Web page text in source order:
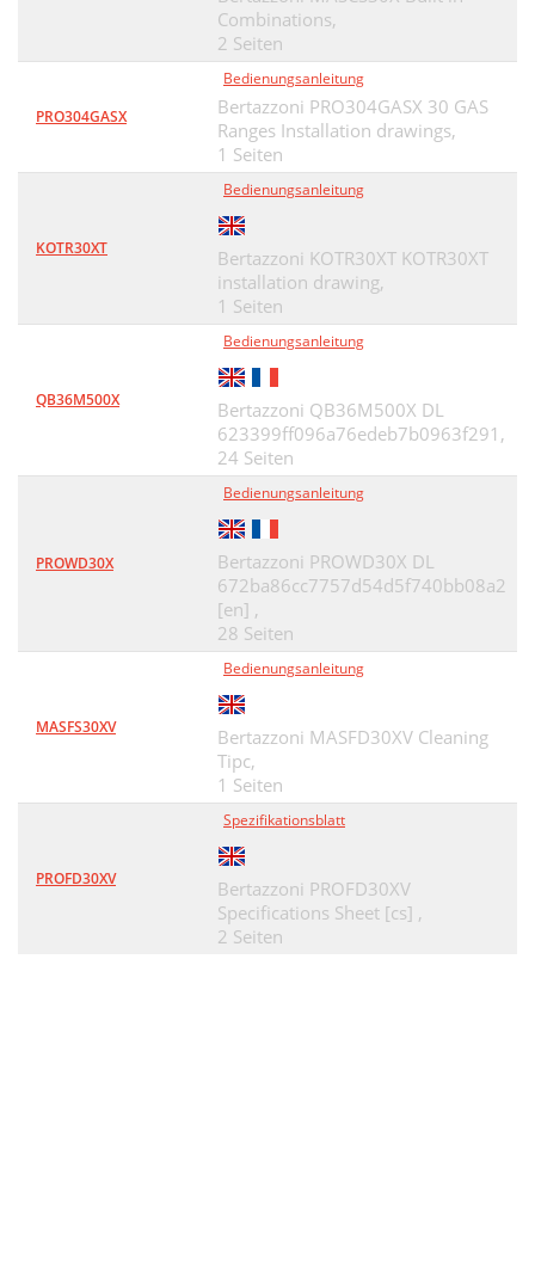
Combinations,
2 Seiten
PRO304GASX
Bedienungsanleitung
Bertazzoni PRO304GASX 30 GAS
Ranges Installation drawings,
1 Seiten
KOTR30XT
Bedienungsanleitung
Bertazzoni KOTR30XT KOTR30XT
installation drawing,
1 Seiten
QB36M500X
Bedienungsanleitung
Bertazzoni QB36M500X DL
623399ff096a76edeb7b0963f291,
24 Seiten
PROWD30X
Bedienungsanleitung
Bertazzoni PROWD30X DL
672ba86cc7757d54d5f740bb08a2
[en] ,
28 Seiten
MASFS30XV
Bedienungsanleitung
Bertazzoni MASFD30XV Cleaning
Tipc,
1 Seiten
PROFD30XV
Spezifikationsblatt
Bertazzoni PROFD30XV
Specifications Sheet [cs] ,
2 Seiten